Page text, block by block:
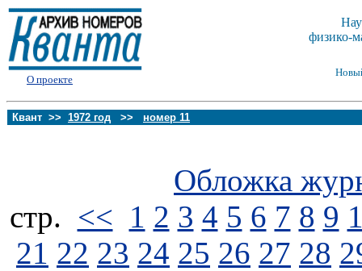
О проекте
физико-
Квант >> 1972 год >> номер 11
Обложка
стp. << 1 2 3 4 5 6 7 8 9
21 22 23 24 25 26 27 28